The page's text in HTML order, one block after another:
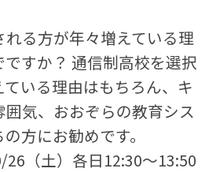
る方が年々増えている理
すか？ 通信制高校を選択
いる理由はもちろん、キ
気、おおぞらの教育シス
方にお勧めです。
（土）各日12:30～13:50